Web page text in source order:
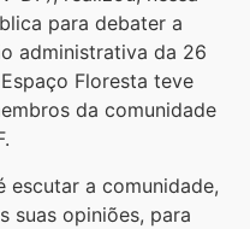
para debater a
administrativa da 26
Floresta teve
da comunidade
escutar a comunidade,
suas opiniões, para